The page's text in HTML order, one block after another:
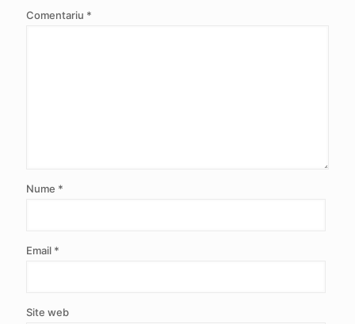
Comentariu *
Nume *
Email *
Site web